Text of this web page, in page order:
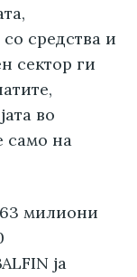
средства и
сектор ги
во
само на
милиони
ја